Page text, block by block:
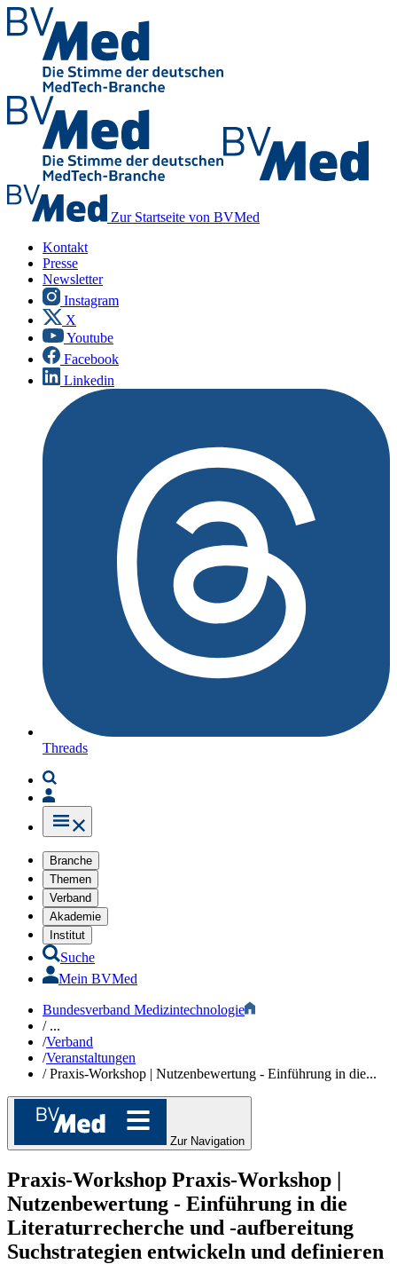
Zur Startseite von BVMed
Kontakt
Presse
Newsletter
Instagram
X
Youtube
Facebook
Linkedin
Threads
Branche
Themen
Verband
Akademie
Institut
Suche
Mein BVMed
Bundesverband Medizintechnologie
/...
/Verband
/Veranstaltungen
/Praxis-Workshop | Nutzenbewertung - Einführung in die...
Zur Navigation
Praxis-Workshop Praxis-Workshop |
Nutzenbewertung - Einführung in die
Literaturrecherche und -aufbereitung
Suchstrategien entwickeln und definieren